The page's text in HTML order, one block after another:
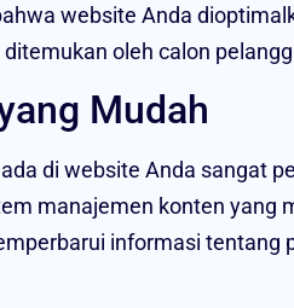
website Anda
oleh calon
Mudah
di website Anda sangat
manajemen konten yang
informasi tentang